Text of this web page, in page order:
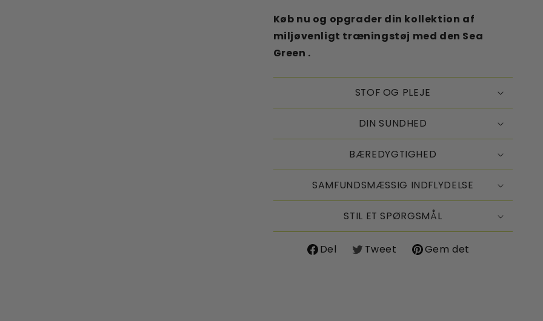
Køb nu og opgrader din kollektion af
miljøvenligt træningstøj med den Sea
Green .
STOF OG PLEJE
DIN SUNDHED
BÆREDYGTIGHED
SAMFUNDSMÆSSIG INDFLYDELSE
STIL ET SPØRGSMÅL
Del
Del
Tweet
Del
Gem det
Del